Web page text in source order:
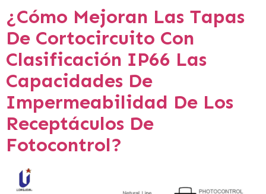
¿Cómo Mejoran Las Tapas
De Cortocircuito Con
Clasificación IP66 Las
Capacidades De
Impermeabilidad De Los
Receptáculos De
Fotocontrol?